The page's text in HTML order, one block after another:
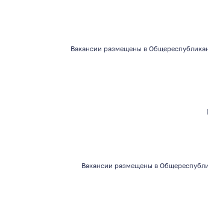
Вакансии размещены в
Вакансии размещены в